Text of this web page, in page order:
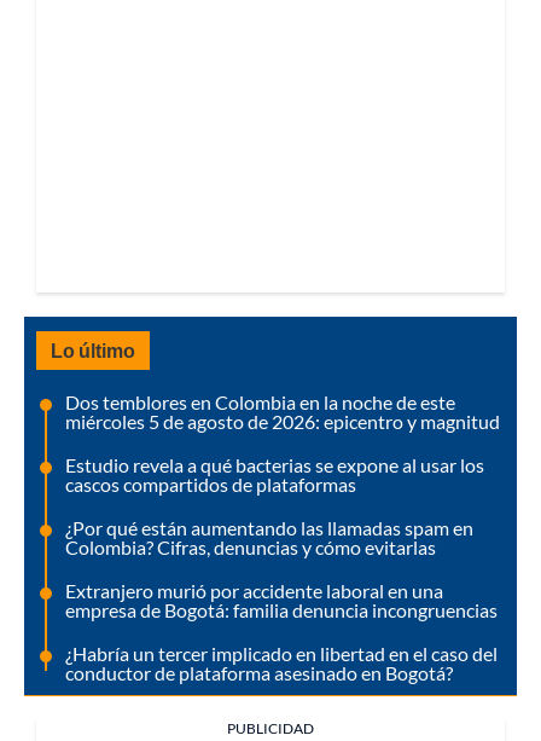
Lo último
Dos temblores en Colombia en la noche de este
miércoles 5 de agosto de 2026: epicentro y magnitud
Estudio revela a qué bacterias se expone al usar los
cascos compartidos de plataformas
¿Por qué están aumentando las llamadas spam en
Colombia? Cifras, denuncias y cómo evitarlas
Extranjero murió por accidente laboral en una
empresa de Bogotá: familia denuncia incongruencias
¿Habría un tercer implicado en libertad en el caso del
conductor de plataforma asesinado en Bogotá?
PUBLICIDAD